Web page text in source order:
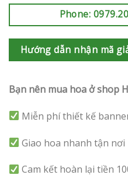
Phone:
Hướng dẫn nhận mã
Bạn nên mua hoa ở shop
Miễn phí thiết kế
Giao hoa nhanh tận nơi
Cam kết hoàn lại tiền